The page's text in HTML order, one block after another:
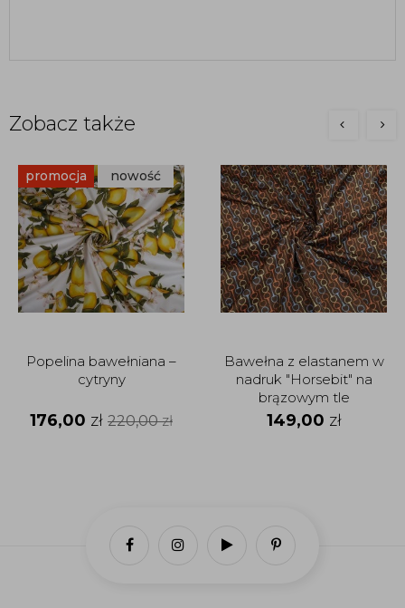
Zobacz także
promocja nowość
Popelina bawełniana –
cytryny
176,00 zł 220,00zł
Bawełna z elastanem w
nadruk "Horsebit" na
brązowym tle
149,00 zł